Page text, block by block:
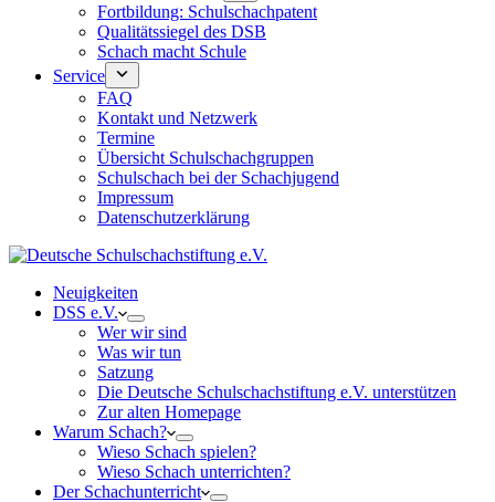
Fortbildung: Schulschachpatent
Qualitätssiegel des DSB
Schach macht Schule
Service
FAQ
Kontakt und Netzwerk
Termine
Übersicht Schulschachgruppen
Schulschach bei der Schachjugend
Impressum
Datenschutzerklärung
Neuigkeiten
DSS e.V.
Wer wir sind
Was wir tun
Satzung
Die Deutsche Schulschachstiftung e.V. unterstützen
Zur alten Homepage
Warum Schach?
Wieso Schach spielen?
Wieso Schach unterrichten?
Der Schachunterricht